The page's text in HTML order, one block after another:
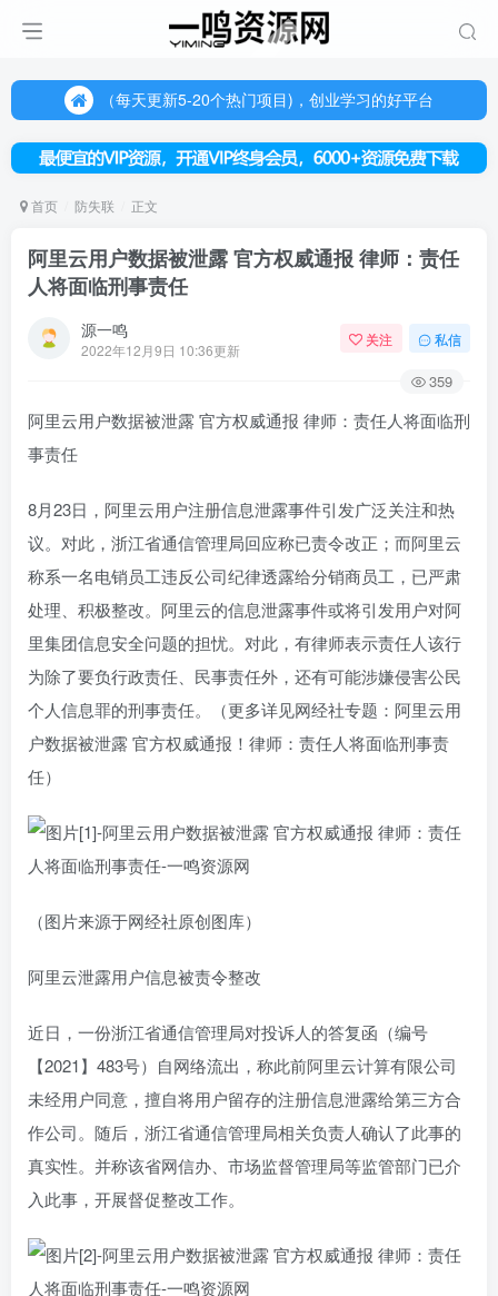
（每天更新5-20个热门项目)，创业学习的好平台
（每天更新5-20个热门项目)，创业学习的好平台
欢迎访问一鸣资源网，本站汇集数千网创课程和项目
首页 防失联 正文
阿里云用户数据被泄露 官方权威通报 律师：责任
人将面临刑事责任
源一鸣
2022年12月9日 10:36更新
关注 私信
359
阿里云用户数据被泄露 官方权威通报 律师：责任人将面临刑
事责任
8月23日，阿里云用户注册信息泄露事件引发广泛关注和热
议。对此，浙江省通信管理局回应称已责令改正；而阿里云
称系一名电销员工违反公司纪律透露给分销商员工，已严肃
处理、积极整改。阿里云的信息泄露事件或将引发用户对阿
里集团信息安全问题的担忧。对此，有律师表示责任人该行
为除了要负行政责任、民事责任外，还有可能涉嫌侵害公民
个人信息罪的刑事责任。（更多详见网经社专题：阿里云用
户数据被泄露 官方权威通报！律师：责任人将面临刑事责
任）
（图片来源于网经社原创图库）
阿里云泄露用户信息被责令整改
近日，一份浙江省通信管理局对投诉人的答复函（编号
【2021】483号）自网络流出，称此前阿里云计算有限公司
未经用户同意，擅自将用户留存的注册信息泄露给第三方合
作公司。随后，浙江省通信管理局相关负责人确认了此事的
真实性。并称该省网信办、市场监督管理局等监管部门已介
入此事，开展督促整改工作。